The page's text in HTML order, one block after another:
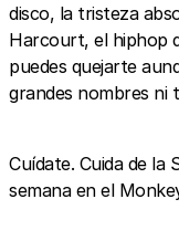
disco, la tristeza
Harcourt, el hiphop
puedes quejarte
grandes nombres ni
Cuídate. Cuida de la
semana en el